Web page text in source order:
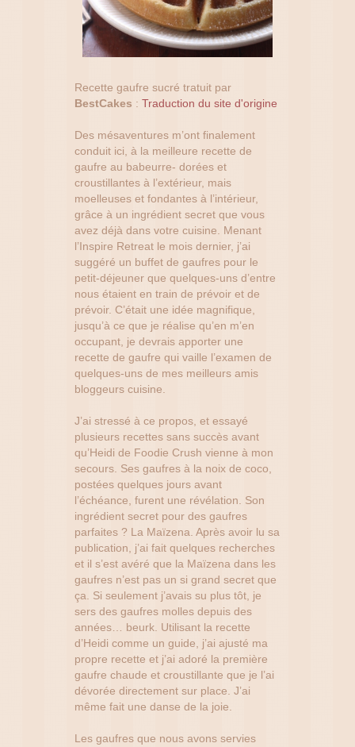
Recette gaufre sucré tratuit par
BestCakes : Traduction du site d'origine
Des mésaventures m’ont finalement
conduit ici, à la meilleure recette de
gaufre au babeurre- dorées et
croustillantes à l’extérieur, mais
moelleuses et fondantes à l’intérieur,
grâce à un ingrédient secret que vous
avez déjà dans votre cuisine. Menant
l’Inspire Retreat le mois dernier, j’ai
suggéré un buffet de gaufres pour le
petit-déjeuner que quelques-uns d’entre
nous étaient en train de prévoir et de
prévoir. C’était une idée magnifique,
jusqu’à ce que je réalise qu’en m’en
occupant, je devrais apporter une
recette de gaufre qui vaille l’examen de
quelques-uns de mes meilleurs amis
bloggeurs cuisine.
J’ai stressé à ce propos, et essayé
plusieurs recettes sans succès avant
qu’Heidi de Foodie Crush vienne à mon
secours. Ses gaufres à la noix de coco,
postées quelques jours avant
l’échéance, furent une révélation. Son
ingrédient secret pour des gaufres
parfaites ? La Maïzena. Après avoir lu sa
publication, j’ai fait quelques recherches
et il s’est avéré que la Maïzena dans les
gaufres n’est pas un si grand secret que
ça. Si seulement j’avais su plus tôt, je
sers des gaufres molles depuis des
années… beurk. Utilisant la recette
d’Heidi comme un guide, j’ai ajusté ma
propre recette et j’ai adoré la première
gaufre chaude et croustillante que je l’ai
dévorée directement sur place. J’ai
même fait une danse de la joie.
Les gaufres que nous avons servies